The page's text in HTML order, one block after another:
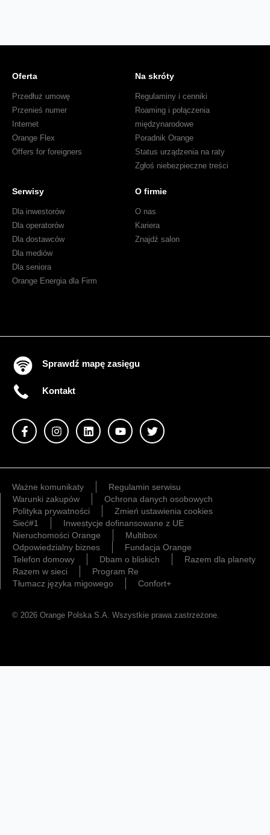
Oferta
Przedłuż umowę
Przenieś numer
Internet
Orange Flex
Offers for foreigners
Na skróty
Regulaminy i cenniki
Roaming i połączenia
międzynarodowe
Poradnik Orange
Status urządzenia na raty
Zgłoś niebezpieczne treści
Serwisy
Dla inwestorów
Dla operatorów
Dla dostawców
Dla mediów
Dla seniora
Orange Energia dla Firm
O firmie
O nas
Kariera
Znajdź salon
Sprawdź mapę zasięgu
Kontakt
Ważne komunikaty
Regulamin serwisu
Warunki zakupów
Ochrona danych osobowych
Polityka prywatności
Zmień ustawienia cookies
Sieć#1
Inwestycje dofinansowane z UE
Nieruchomości Orange
Multibox
Odpowiedzialny biznes
Fundacja Orange
Telefon domowy
Dbam o bliskich
Razem dla planety
Razem w sieci
Program Re
Tłumacz języka migowego
Confort+
© 2026 Orange Polska S.A. Wszystkie prawa zastrzeżone.